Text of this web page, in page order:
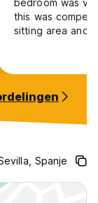
bedroom was
this was
sitting area and
are checked out.
Spanje